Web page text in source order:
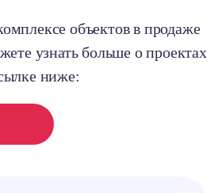
объектов в продаже
узнать больше о проектах
ниже: